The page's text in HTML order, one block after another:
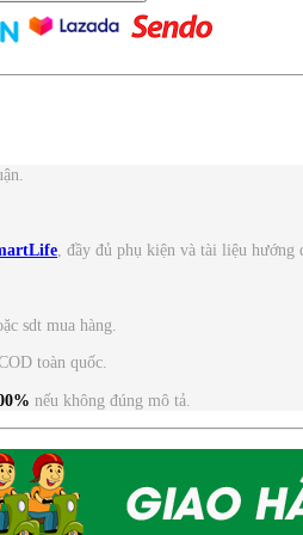
, đầy đủ phụ kiện và tài liệu hướng
sdt mua hàng.
toàn quốc.
nếu không đúng mô tả.